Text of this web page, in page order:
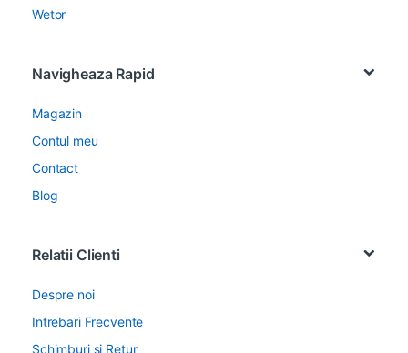
Wetor
Navigheaza Rapid
Magazin
Contul meu
Contact
Blog
Relatii Clienti
Despre noi
Intrebari Frecvente
Schimburi si Retur